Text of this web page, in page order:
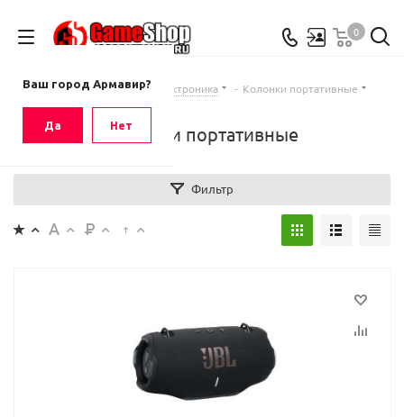
Ваш город Армавир?
Да Нет
0
Главная - Каталог - Электроника - Колонки портативные
Колонки портативные
Фильтр